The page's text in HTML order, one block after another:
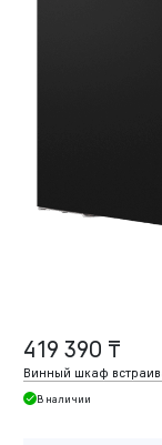
419 390 ₸
Винный шкаф
В наличии